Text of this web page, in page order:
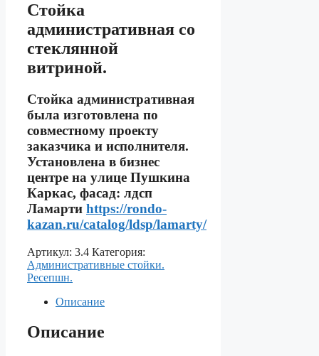
Стойка
административная со
стеклянной
витриной.
Стойка административная
была изготовлена по
совместному проекту
заказчика и исполнителя.
Установлена в бизнес
центре на улице Пушкина
Каркас, фасад: лдсп
Ламарти https://rondo-
kazan.ru/catalog/ldsp/lamarty/
Артикул: 3.4 Категория:
Aдминистративные стойки.
Ресепшн.
Описание
Описание